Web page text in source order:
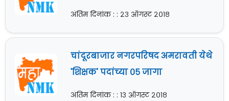
अंतिम दिनांक : : २३ ऑगस्ट २०१८
चांदूरबाजार नगरपरिषद अमरावती येथे
'शिक्षक' पदांच्या ०५ जागा
अंतिम दिनांक : : १३ ऑगस्ट २०१८